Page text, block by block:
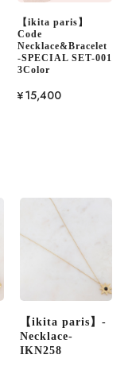
【ikita paris】
Code
Necklace&Bracelet
-SPECIAL SET-001
3Color
¥15,400
-
【ikita paris】-
Necklace-
IKN228